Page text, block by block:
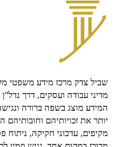
שביל צדק מרכז מידע משפטי
מדיני עבודה ועסקים, דרך
המידע מוצג בשפה ברורה
יותר את זכויותיהם
מקיפים, עדכוני חקיקה, ניתוח